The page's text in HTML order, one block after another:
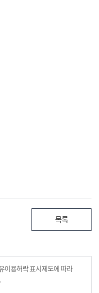
목록
이용허락 표시제도에 따라